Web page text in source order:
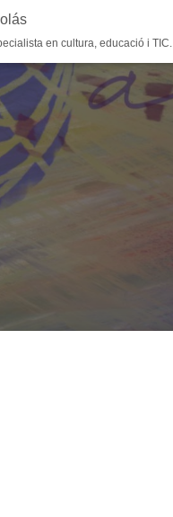
en cultura, educació i TIC.